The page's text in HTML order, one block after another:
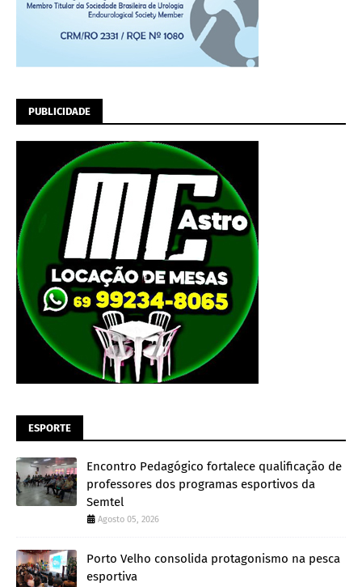
PUBLICIDADE
ESPORTE
Encontro Pedagógico fortalece qualificação de
professores dos programas esportivos da
Semtel
Agosto 05, 2026
Porto Velho consolida protagonismo na pesca
esportiva